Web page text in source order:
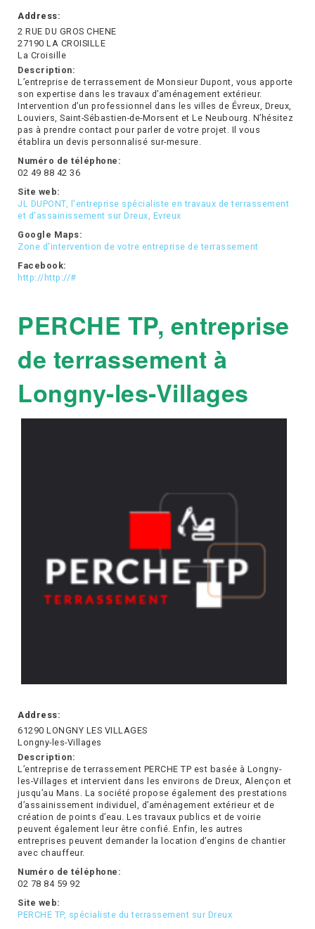
Address:
2 RUE DU GROS CHENE
27190 LA CROISILLE
La Croisille
Description:
L’entreprise de terrassement de Monsieur Dupont, vous apporte
son expertise dans les travaux d’aménagement extérieur.
Intervention d’un professionnel dans les villes de Évreux, Dreux,
Louviers, Saint-Sébastien-de-Morsent et Le Neubourg. N’hésitez
pas à prendre contact pour parler de votre projet. Il vous
établira un devis personnalisé sur-mesure.
Numéro de téléphone:
02 49 88 42 36
Site web:
JL DUPONT, l'entreprise spécialiste en travaux de terrassement
et d'assainissement sur Dreux, Evreux
Google Maps:
Zone d'intervention de votre entreprise de terrassement
Facebook:
http://http://#
PERCHE TP, entreprise
de terrassement à
Longny-les-Villages
Address:
61290 LONGNY LES VILLAGES
Longny-les-Villages
Description:
L’entreprise de terrassement PERCHE TP est basée à Longny-
les-Villages et intervient dans les environs de Dreux, Alençon et
jusqu’au Mans. La société propose également des prestations
d’assainissement individuel, d’aménagement extérieur et de
création de points d’eau. Les travaux publics et de voirie
peuvent également leur être confié. Enfin, les autres
entreprises peuvent demander la location d’engins de chantier
avec chauffeur.
Numéro de téléphone:
02 78 84 59 92
Site web:
PERCHE TP, spécialiste du terrassement sur Dreux